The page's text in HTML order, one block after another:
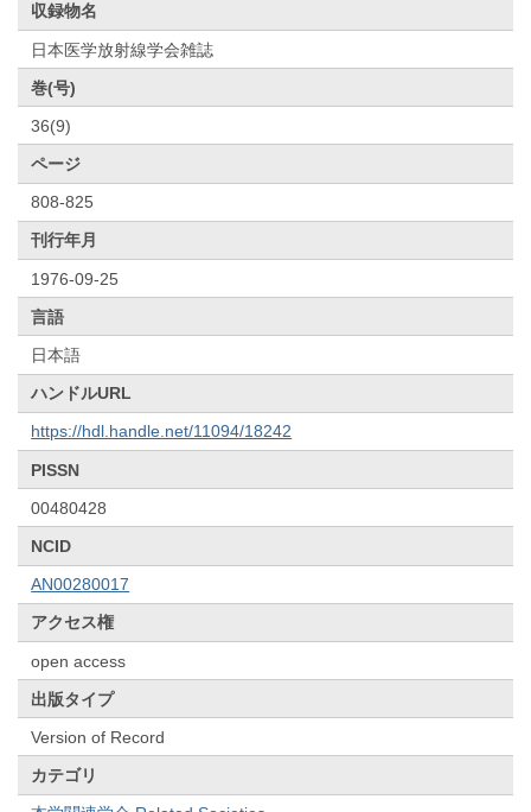
収録物名
日本医学放射線学会雑誌
巻(号)
36(9)
ページ
808-825
刊行年月
1976-09-25
言語
日本語
ハンドルURL
https://hdl.handle.net/11094/18242
PISSN
00480428
NCID
AN00280017
アクセス権
open access
出版タイプ
Version of Record
カテゴリ